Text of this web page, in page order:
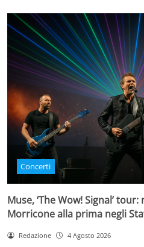
Concerti
Muse, ‘The Wow! Signal’
Morricone alla prima negli
Redazione 4 Agosto 2026